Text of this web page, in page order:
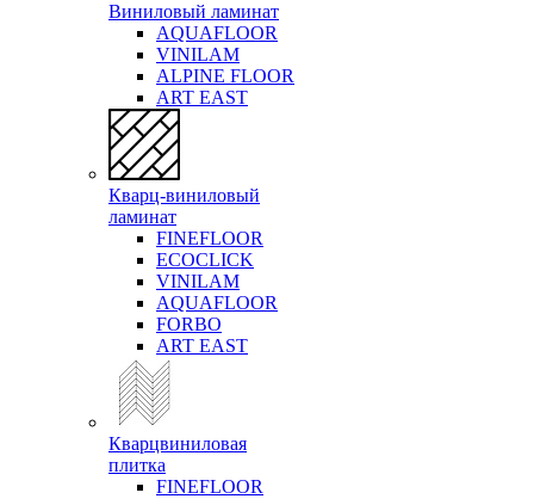
Виниловый ламинат
AQUAFLOOR
VINILAM
ALPINE FLOOR
ART EAST
Кварц-виниловый
ламинат
FINEFLOOR
ECOCLICK
VINILAM
AQUAFLOOR
FORBO
ART EAST
Кварцвиниловая
плитка
FINEFLOOR